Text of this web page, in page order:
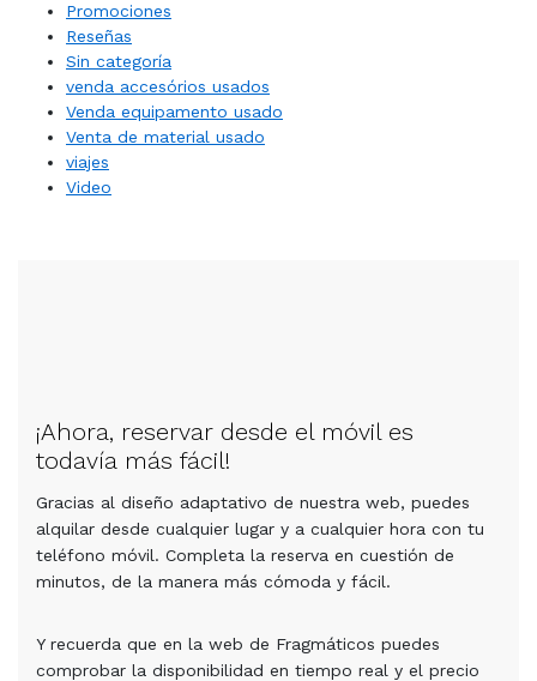
Promociones
Reseñas
Sin categoría
venda accesórios usados
Venda equipamento usado
Venta de material usado
viajes
Video
¡Ahora, reservar desde el móvil es
todavía más fácil!
Gracias al diseño adaptativo de nuestra web, puedes
alquilar desde cualquier lugar y a cualquier hora con tu
teléfono móvil. Completa la reserva en cuestión de
minutos, de la manera más cómoda y fácil.
Y recuerda que en la web de Fragmáticos puedes
comprobar la disponibilidad en tiempo real y el precio